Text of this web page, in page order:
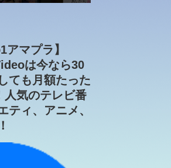
アマプラ】
は今なら30
ても月額たった
人気のテレビ番
ティ、アニメ、